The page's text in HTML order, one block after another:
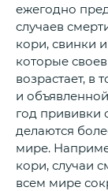
ежегодно
случаев
кори, свинки
которые
возрастает, в
и
год прививки
делаются
мире.
кори, случаи
всем мире